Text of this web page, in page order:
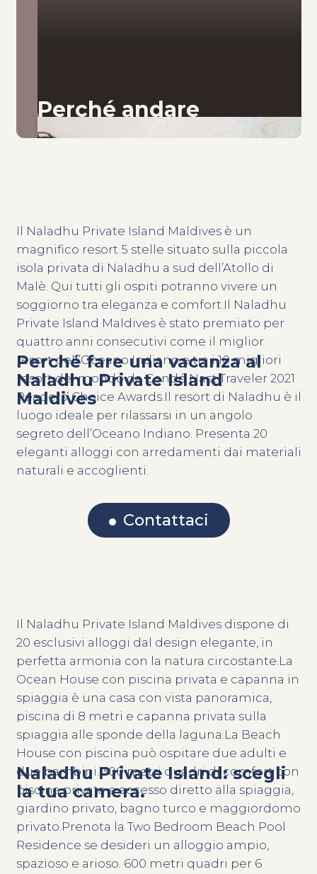
Perché andare
Perché fare una vacanza al
Naladhu Private Island
Maldives
Il Naladhu Private Island Maldives è un
magnifico resort 5 stelle situato sulla piccola
isola privata di Naladhu a sud dell’Atollo di
Malè. Qui tutti gli ospiti potranno vivere un
soggiorno tra eleganza e comfort.Il Naladhu
Private Island Maldives è stato premiato per
quattro anni consecutivi come il miglior
resort dell’Oceano Indiano e tra i 10 migliori
resort del mondo da Condé Nast Traveler 2021
Readers’ Choice Awards.Il resort di Naladhu è il
luogo ideale per rilassarsi in un angolo
segreto dell’Oceano Indiano. Presenta 20
eleganti alloggi con arredamenti dai materiali
naturali e accoglienti.
Contattaci
Naladhu Private Island: scegli
la tua camera.
Il Naladhu Private Island Maldives dispone di
20 esclusivi alloggi dal design elegante, in
perfetta armonia con la natura circostante.La
Ocean House con piscina privata e capanna in
spiaggia è una casa con vista panoramica,
piscina di 8 metri e capanna privata sulla
spiaggia alle sponde della laguna.La Beach
House con piscina può ospitare due adulti e
due bambini. 300 metri quadri di comfort con
piscina privata e accesso diretto alla spiaggia,
giardino privato, bagno turco e maggiordomo
privato.Prenota la Two Bedroom Beach Pool
Residence se desideri un alloggio ampio,
spazioso e arioso. 600 metri quadri per 6